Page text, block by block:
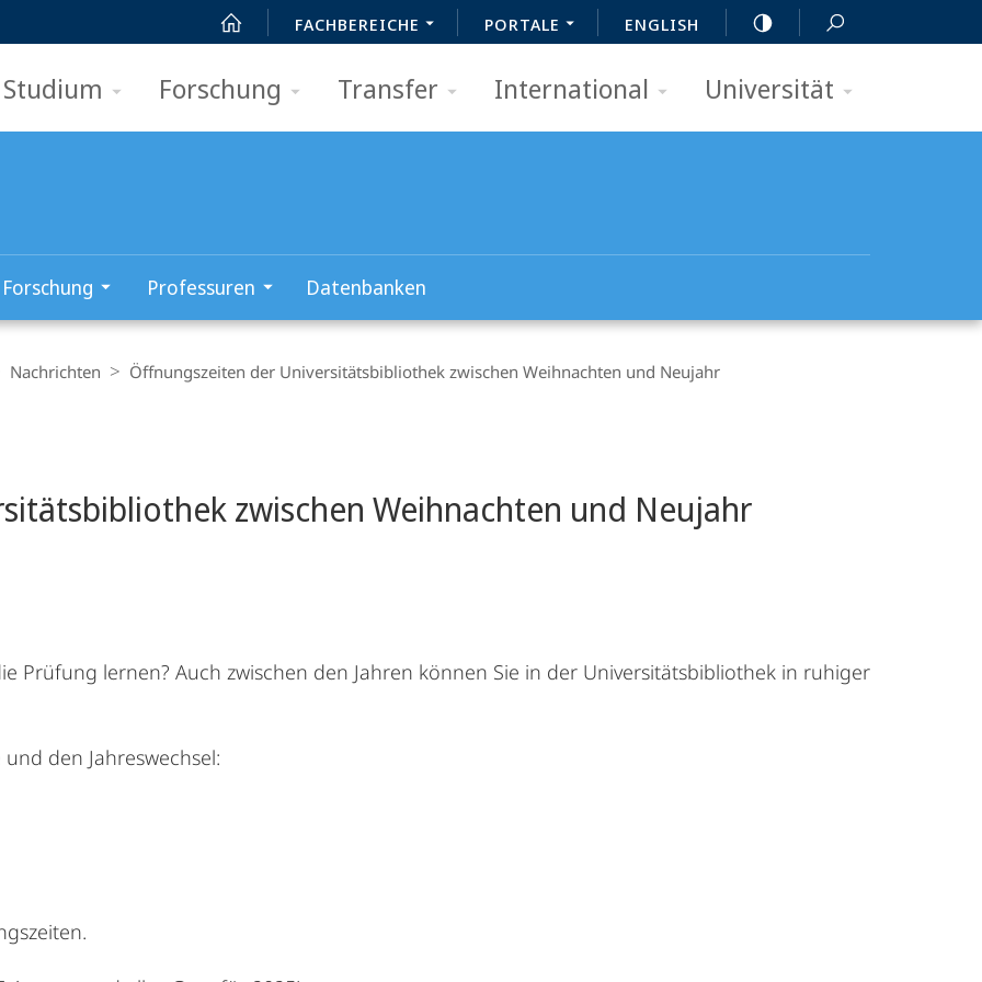
FACHBEREICHE PORTALE ENGLISH
Studium Forschung Transfer International Universität
Forschung Professuren Datenbanken
Nachrichten Öffnungszeiten der Universitätsbibliothek zwischen Weihnachten und Neujahr
zwischen Weihnachten und Neujahr
Prüfung lernen? Auch zwischen den Jahren können Sie in der Universitätsbibliothek in ruhiger
den Jahreswechsel: